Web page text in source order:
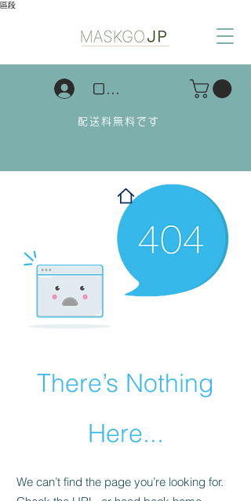
區段
ログイン
配送料無料です
There’s Nothing
Here...
We can’t find the page you’re looking for.